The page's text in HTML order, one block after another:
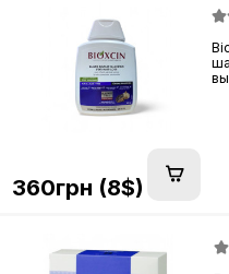
360грн (8$)